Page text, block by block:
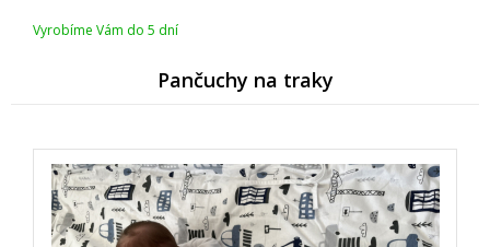
Vyrobíme Vám do 5 dní
Pančuchy na traky